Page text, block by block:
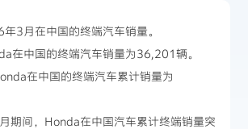
3月在中国的终端汽车销量。
在中国的终端汽车销量为36,201辆。
在中国的终端汽车累计销量为
期间，Honda在中国汽车累计终端销量突